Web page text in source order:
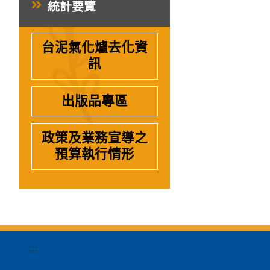
統計要覽
台泥氣化爐去化資
訊
出版品專區
政策及業務宣導之
預算執行情形
:::